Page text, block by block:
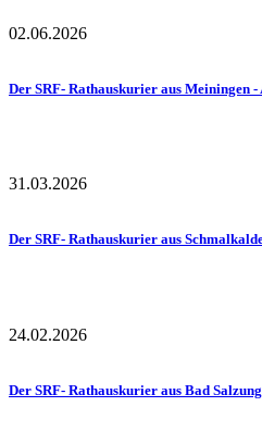
02.06.2026
Der SRF- Rathauskurier aus Meiningen -
31.03.2026
Der SRF- Rathauskurier aus
24.02.2026
Der SRF- Rathauskurier aus Bad